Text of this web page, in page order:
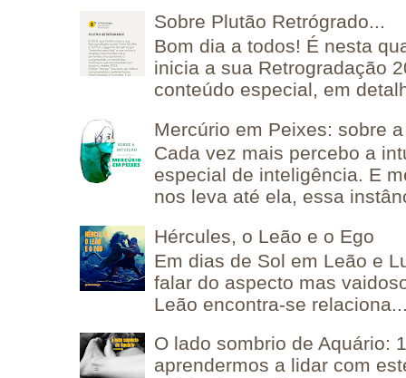
Sobre Plutão Retrógrado...
Bom dia a todos! É nesta
inicia a sua Retrogradação
conteúdo especial, em
Mercúrio em Peixes: sobre
Cada vez mais percebo a
especial de inteligência. E
nos leva até ela, essa
Hércules, o Leão e o Ego
Em dias de Sol em Leão e
falar do aspecto mas
Leão encontra-se
O lado sombrio de Aquário:
aprendermos a lidar com